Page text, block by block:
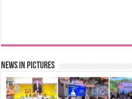
News in Pictures